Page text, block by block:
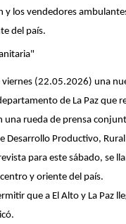
y los vendedores
del país.
viernes (22.05.2026) una
de La Paz que
rueda de prensa
Desarrollo Productivo,
para este sábado, se
y oriente del país.
que a El Alto y La Paz